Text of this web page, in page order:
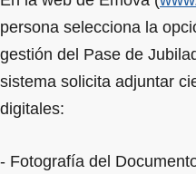
persona selecciona la
gestión del Pase de
sistema solicita adjuntar
digitales:
- Fotografía del